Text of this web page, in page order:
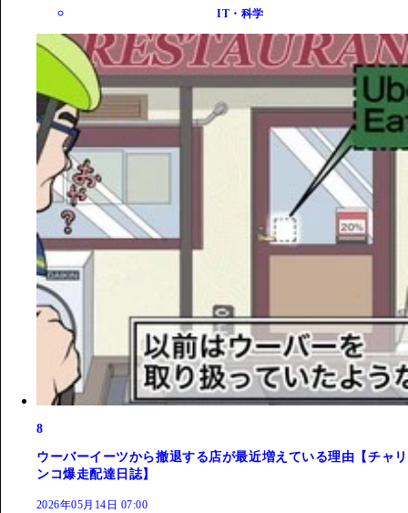
IT・科学
8
ウーバーイーツから撤退する店が最近増えている理由【チャリ
ンコ爆走配達日誌】
2026年05月14日 07:00